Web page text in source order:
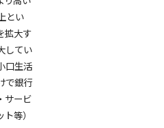
とい
拡大す
してい
口生活
で銀行
サービ
等）